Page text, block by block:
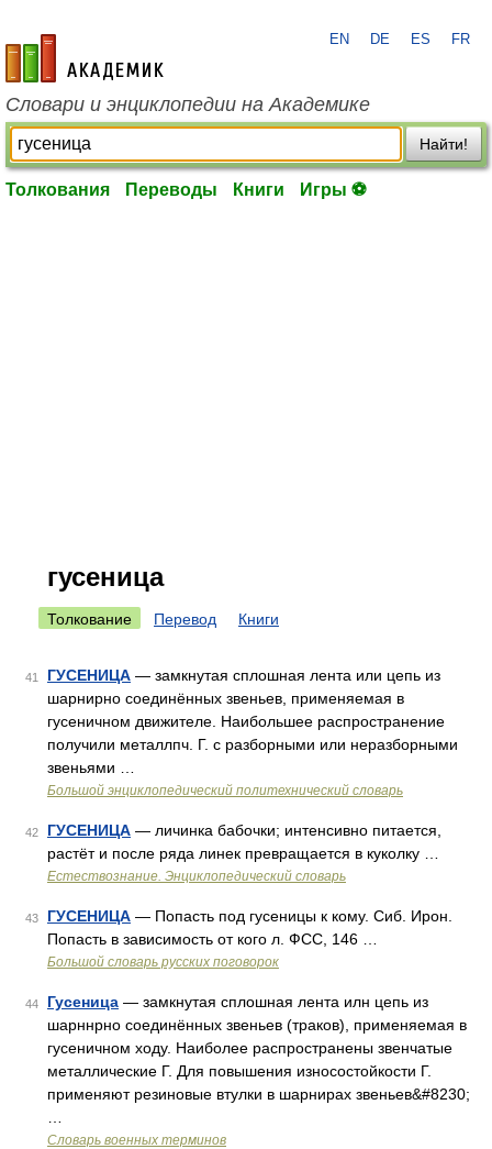
academic.ru
EN DE ES FR
Словари и энциклопедии на Академике
Найти!
Толкования Переводы Книги Игры ⚽
гусеница
Толкование Перевод Книги
41 ГУСЕНИЦА — замкнутая сплошная лента или цепь из
шарнирно соединённых звеньев, применяемая в
гусеничном движителе. Наибольшее распространение
получили металлпч. Г. с разборными или неразборными
звеньями …
Большой энциклопедический политехнический словарь
42 ГУСЕНИЦА — личинка бабочки; интенсивно питается,
растёт и после ряда линек превращается в куколку …
Естествознание. Энциклопедический словарь
43 ГУСЕНИЦА — Попасть под гусеницы к кому. Сиб. Ирон.
Попасть в зависимость от кого л. ФСС, 146 …
Большой словарь русских поговорок
44 Гусеница — замкнутая сплошная лента илн цепь из
шарннрно соединённых звеньев (траков), применяемая в
гусеничном ходу. Наиболее распространены звенчатые
металлические Г. Для повышения износостойкости Г.
применяют резиновые втулки в шарнирах звеньев&#8230;
Словарь военных терминов